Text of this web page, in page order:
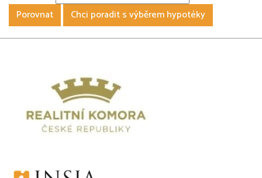
Porovnat
Chci poradit s výběrem hypotéky